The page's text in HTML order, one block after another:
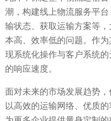
潮，构建线上物流服务平
输状态、获取运输方案等
本高、效率低的问题。作
现系统化操作与客户系统
的响应速度。
面对未来的市场发展趋势
以高效的运输网络、优质